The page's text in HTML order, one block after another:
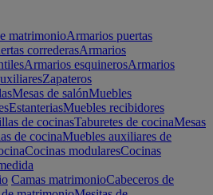
matrimonioArmarios puertas
correderasArmarios
Armarios esquinerosArmarios
Zapateros
Mesas de salónMuebles
EstanteriasMuebles recibidores
de cocinasTaburetes de cocinaMesas
de cocinaMuebles auxiliares de
Cocinas modularesCocinas
Camas matrimonioCabeceros de